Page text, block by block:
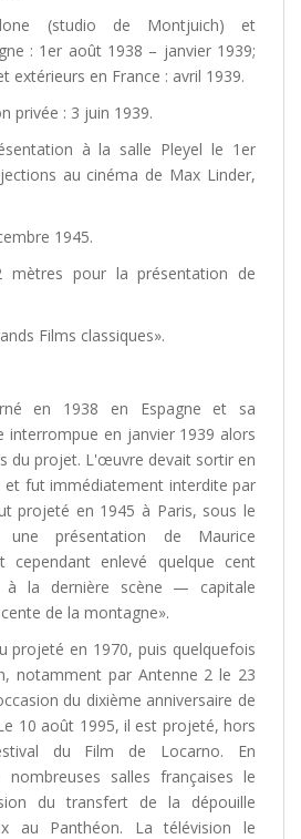
(studio de Montjuich) et
: 1er août 1938 – janvier 1939;
extérieurs en France : avril 1939.
privée : 3 juin 1939.
à la salle Pleyel le 1er
au cinéma de Max Linder,
1945.
mètres pour la présentation de
Films classiques».
en 1938 en Espagne et sa
interrompue en janvier 1939 alors
du projet. L'œuvre devait sortir en
et fut immédiatement interdite par
projeté en 1945 à Paris, sous le
présentation de Maurice
cependant enlevé quelque cent
à la dernière scène — capitale
de la montagne».
projeté en 1970, puis quelquefois
notamment par Antenne 2 le 23
du dixième anniversaire de
10 août 1995, il est projeté, hors
du Film de Locarno. En
salles françaises le
du transfert de la dépouille
au Panthéon. La télévision le